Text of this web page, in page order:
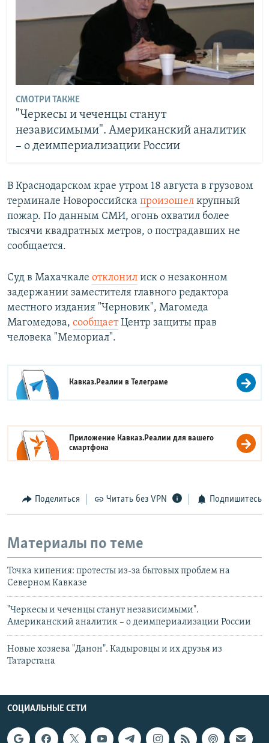
СМОТРИ ТАКЖЕ
"Черкесы и чеченцы станут
независимыми". Американский аналитик
– о деимпериализации России
В Краснодарском крае утром 18 августа в грузовом
терминале Новороссийска произошел крупный
пожар. По данным СМИ, огонь охватил более
тысячи квадратных метров, о пострадавших не
сообщается.
Суд в Махачкале отклонил иск о незаконном
задержании заместителя главного редактора
местного издания "Черновик", Магомеда
Магомедова, сообщаетЦентр защиты прав
человека "Мемориал".
Кавказ.Реалии вТелеграме
Приложение Кавказ.Реалии для вашего
смартфона
Поделиться Читать без VPN Подпишитесь
Материалы по теме
Точка кипения: протесты из-за бытовых проблем на
Северном Кавказе
"Черкесы и чеченцы станут независимыми".
Американский аналитик – о деимпериализации России
Новые хозяева "Данон". Кадыровцы и их друзья из
Татарстана
СОЦИАЛЬНЫЕ СЕТИ